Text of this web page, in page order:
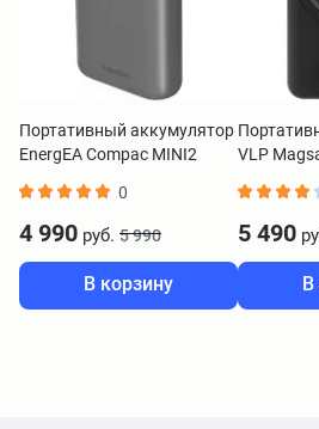
Портативный аккумулятор
EnergEA Compac MINI2
0
4 990 руб. 5 990
В корзину
VLP
5 490